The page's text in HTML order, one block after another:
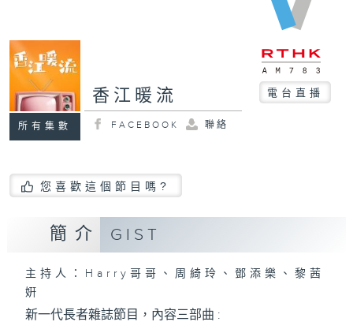
所有集數
香江暖流 電台直播
FACEBOOK 聯絡
您喜歡這個節目嗎?
簡介 GIST
主持人：Harry哥哥、周綺玲、鄧添樂、黎茜
姸
新一代長者雜誌節目，內容三部曲 :